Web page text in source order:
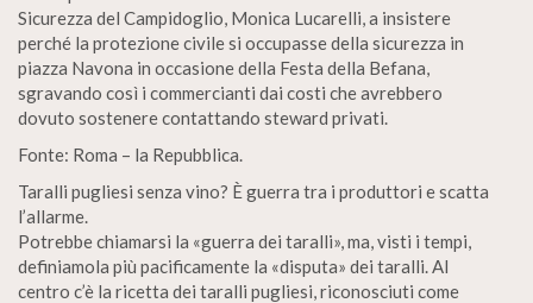
Sicurezza del Campidoglio, Monica Lucarelli, a insistere
perché la protezione civile si occupasse della sicurezza in
piazza Navona in occasione della Festa della Befana,
sgravando così i commercianti dai costi che avrebbero
dovuto sostenere contattando steward privati.
Fonte: Roma – la Repubblica.
Taralli pugliesi senza vino? È guerra tra i produttori e scatta
l’allarme.
Potrebbe chiamarsi la «guerra dei taralli», ma, visti i tempi,
definiamola più pacificamente la «disputa» dei taralli. Al
centro c’è la ricetta dei taralli pugliesi, riconosciuti come